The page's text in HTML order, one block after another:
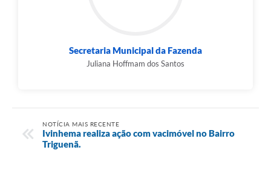
Secretaria Municipal da Fazenda
Juliana Hoffmam dos Santos
NOTÍCIA MAIS RECENTE
Ivinhema realiza ação com vacimóvel no Bairro
Triguenã.